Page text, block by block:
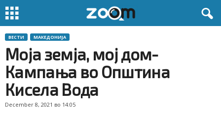
ВЕСТИ МАКЕДОНИЈА
Моја земја, мој дом-
Кампања во Општина
Кисела Вода
December 8, 2021 во 14:05